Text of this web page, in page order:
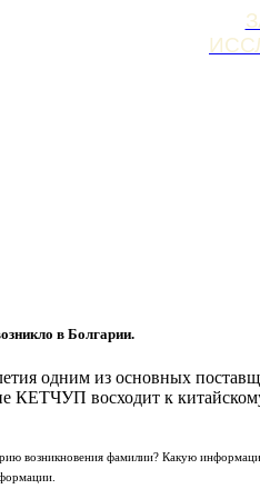
в Болгарии.
одним из основных
КЕТЧУП восходит к
возникновения фамилии? Какую